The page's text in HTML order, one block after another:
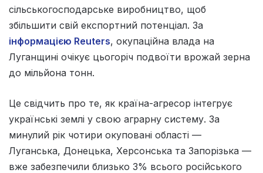
сільськогосподарське виробництво, щоб
збільшити свій експортний потенціал. За
інформацією Reuters, окупаційна влада на
Луганщині очікує цьогоріч подвоїти врожай зерна
до мільйона тонн.
Це свідчить про те, як країна-агресор інтегрує
українські землі у свою аграрну систему. За
минулий рік чотири окуповані області —
Луганська, Донецька, Херсонська та Запорізька —
вже забезпечили близько 3% всього російського